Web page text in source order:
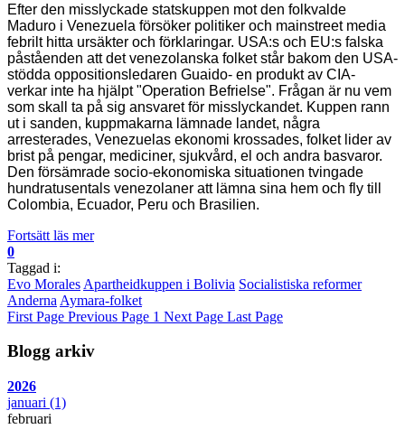
Efter den misslyckade statskuppen mot den folkvalde
Maduro i Venezuela försöker politiker och mainstreet media
febrilt hitta ursäkter och förklaringar. USA:s och EU:s falska
påståenden att det venezolanska folket står bakom den USA-
stödda oppositionsledaren Guaido- en produkt av CIA-
verkar inte ha hjälpt "Operation Befrielse". Frågan är nu vem
som skall ta på sig ansvaret för misslyckandet. Kuppen rann
ut i sanden, kuppmakarna lämnade landet, några
arresterades, Venezuelas ekonomi krossades, folket lider av
brist på pengar, mediciner, sjukvård, el och andra basvaror.
Den försämrade socio-ekonomiska situationen tvingade
hundratusentals venezolaner att lämna sina hem och fly till
Colombia, Ecuador, Peru och Brasilien.
Fortsätt läs mer
0
Taggad i:
Evo Morales Apartheidkuppen i Bolivia Socialistiska reformer
Anderna Aymara-folket
First Page Previous Page 1 Next Page Last Page
Blogg arkiv
2026
januari (1)
februari